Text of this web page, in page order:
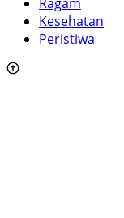
Kesehatan
Peristiwa